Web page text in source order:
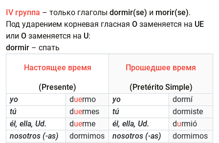
IV группа – только глаголы dormir(se) и morir(se).
Под ударением корневая гласная O заменяется на UE
или O заменяется на U:
dormir – спать
Настоящее время
(Presente)
Прошедшее время
(Pretérito Simple)
yo
duermo yo
dormí
tú
duermes tú
dormiste
él, ella, Ud.
duerme él, ella, Ud. durmió
nosotros (-as)
dormimos nosotros (-as)
dormimos